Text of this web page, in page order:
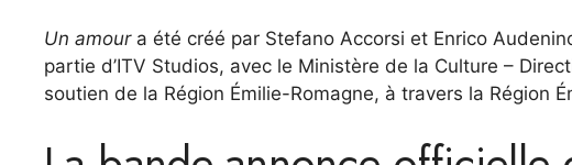
Un amoura été créé par Stefano Accorsi et Enrico
partie d’ITV Studios, avec le Ministère de la Culture –
soutien de la Région Émilie-Romagne, à travers la Région